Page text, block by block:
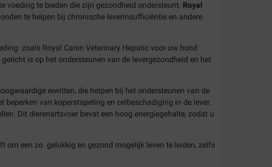
voeding te bieden die zijn gezondheid ondersteunt. Royal
te helpen bij chronische leverinsufficiëntie en andere
zoals Royal Canin Veterinary Hepatic voor uw hond
is op het ondersteunen van de levergezondheid en het
eiwitten, die helpen bij het ondersteunen van de
van koperstapeling en celbeschadiging in de lever.
Dit dierenartsvoer bevat een hoog energiegehalte, zodat u
om een zo gelukkig en gezond mogelijk leven te leiden, zelfs